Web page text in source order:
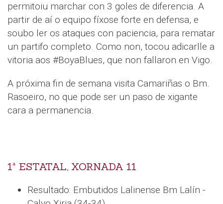
permitoiu marchar con 3 goles de diferencia. A
partir de aí o equipo fíxose forte en defensa, e
soubo ler os ataques con paciencia, para rematar
un partifo completo. Como non, tocou adicarlle a
vitoria aos #BoyaBlues, que non fallaron en Vigo.
A próxima fin de semana visita Camariñas o Bm.
Rasoeiro, no que pode ser un paso de xigante
cara a permanencia.
1ª ESTATAL, XORNADA 11
Resultado: Embutidos Lalinense Bm Lalín -